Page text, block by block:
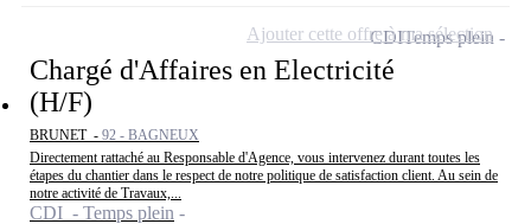
Chargé d'Affaires en Electricité
(H/F)
BRUNET - 92 - BAGNEUX
Directement rattaché au Responsable d'Agence, vous intervenez durant toutes les
étapes du chantier dans le respect de notre politique de satisfaction client. Au sein de
notre activité de Travaux,...
CDI - Temps plein
CDITemps plein
Ajouter cette offre à ma sélection